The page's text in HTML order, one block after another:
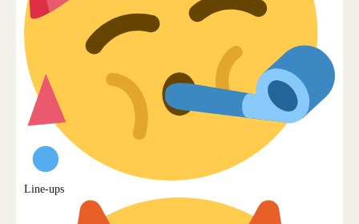
Line-ups